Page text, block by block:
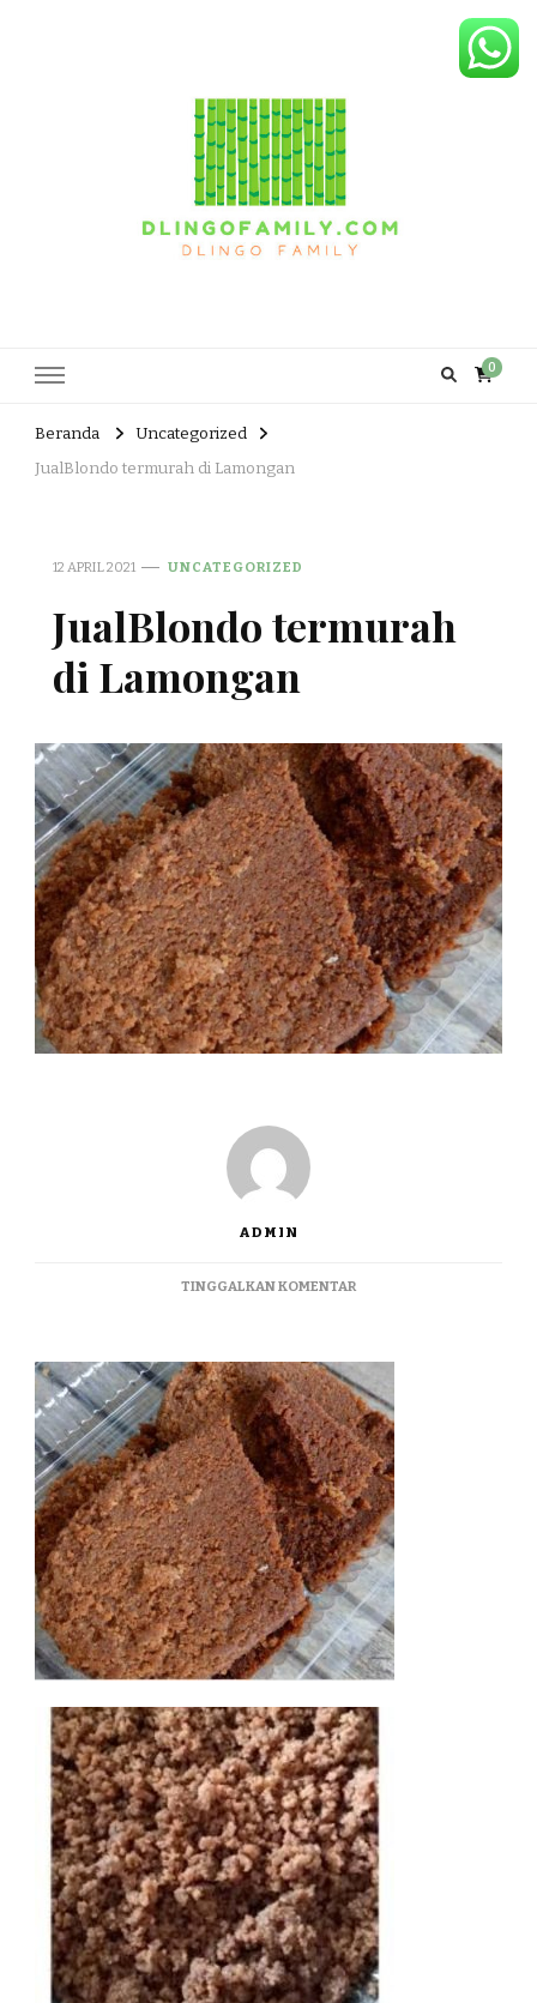
0
Beranda
Uncategorized
JualBlondo termurah di Lamongan
12 APRIL 2021 UNCATEGORIZED
JualBlondo termurah
di Lamongan
ADMIN
TINGGALKAN KOMENTARPADA
LAMONGAN